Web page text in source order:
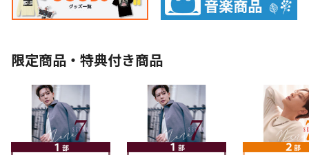
限定商品・特典付き商品